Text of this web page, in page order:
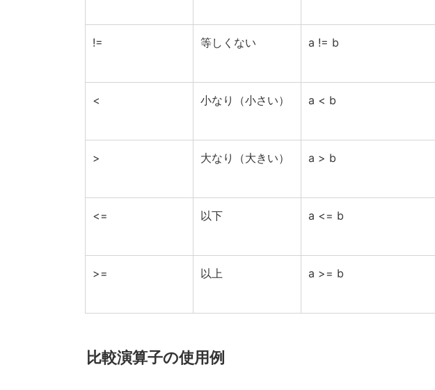
!= 等しくない a != b
< 小なり（小さい） a < b
> 大なり（大きい） a > b
<= 以下 a <= b
>= 以上 a >= b
比較演算子の使用例